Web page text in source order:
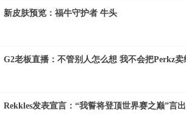
新皮肤预览：福牛守护者 牛头
G2老板直播：不管别人怎么想 我不会把Perkz卖
Rekkles发表宣言：“我誓将登顶世界赛之巅”言